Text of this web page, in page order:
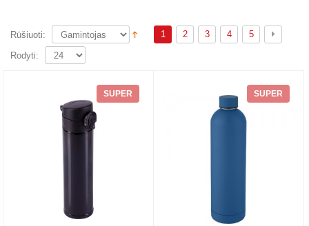
Rūšiuoti: 1 2 3 4 5
Rodyti:
SUPER SUPER